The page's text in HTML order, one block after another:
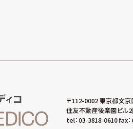
〒112-0002 東京都文
住友不動産後楽園ビル
tel：03-3818-0610 fax